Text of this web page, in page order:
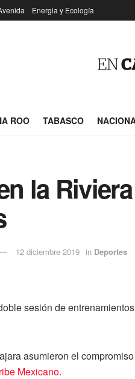
Energia y Ecología
ROO TABASCO
la
12 diciembre 2019 in Deportes
sesión de
asumieron el
Mexicano.